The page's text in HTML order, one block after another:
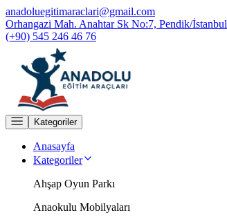
anadoluegitimaraclari@gmail.com
Orhangazi Mah. Anahtar Sk No:7, Pendik/İstanbul
(+90) 545 246 46 76
Kategoriler
Anasayfa
Kategoriler
Ahşap Oyun Parkı
Anaokulu Mobilyaları